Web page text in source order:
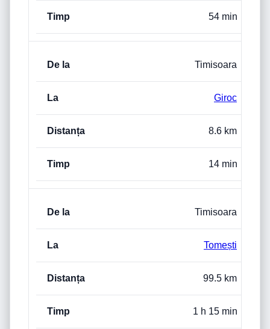
54 min
Timisoara
Giroc
8.6 km
14 min
Timisoara
Tomești
99.5 km
1 h 15 min